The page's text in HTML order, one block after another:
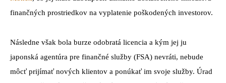
finančných prostriedkov na vyplatenie poškodených investorov.
Následne však bola burze odobratá licencia a kým jej ju
japonská agentúra pre finančné služby (FSA) nevráti, nebude
môcť prijímať nových klientov a ponúkať im svoje služby. Úrad